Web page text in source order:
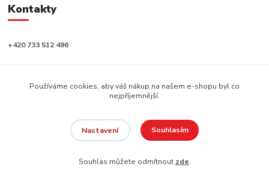
Kontakty
+420 733 512 496
info@capushop.cz
Vytvořeno na
Eshop-rychle.cz
Používáme cookies, aby váš nákup na našem e-shopu byl co
nejpříjemnější.
Nastavení Souhlasím
Souhlas můžete odmítnout zde.